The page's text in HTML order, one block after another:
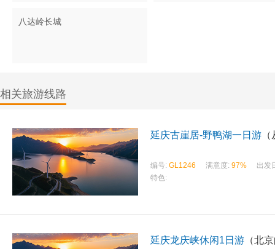
八达岭长城
相关旅游线路
延庆古崖居-野鸭湖一日游
编号: GL1246 满意度: 97%
出发
特色:
延庆龙庆峡休闲1日游 （北